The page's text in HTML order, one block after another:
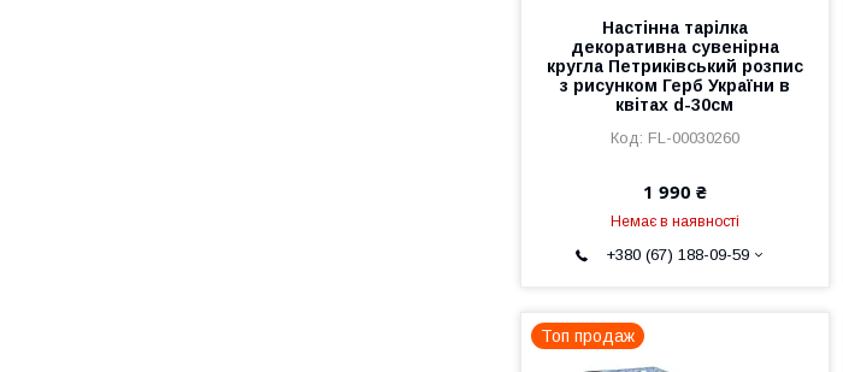
Настінна тарілка
декоративна сувенірна
кругла Петриківський розпис
з рисунком Герб України в
квітах d-30см
FL-00030260
1 990 ₴
Немає в наявності
+380 (67) 188-09-59
Топ продаж